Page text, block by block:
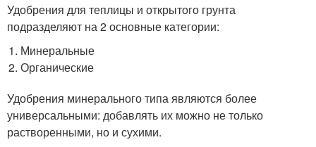
Удобрения для теплицы и открытого грунта
подразделяют на 2 основные категории:
Минеральные
Органические
Удобрения минерального типа являются более
универсальными: добавлять их можно не только
растворенными, но и сухими.